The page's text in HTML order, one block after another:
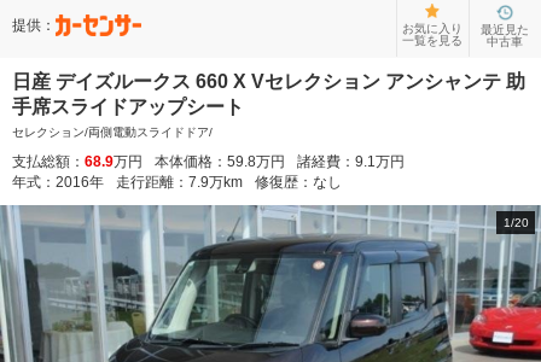
提供：
お気に入り
一覧を見る
最近見た
中古車
日産 デイズルークス 660 X Vセレクション アンシャンテ 助
手席スライドアップシート
セレクション/両側電動スライドドア/
支払総額： 68.9万円 本体価格： 59.8万円 諸経費： 9.1万円
年式： 2016年 走行距離： 7.9万km 修復歴： なし
1/20